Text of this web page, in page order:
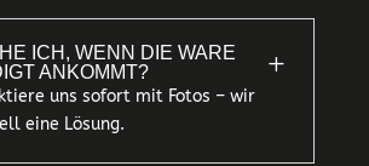
ICH, WENN DIE WARE
ANKOMMT?
L
uns sofort mit Fotos – wir
eine Lösung.